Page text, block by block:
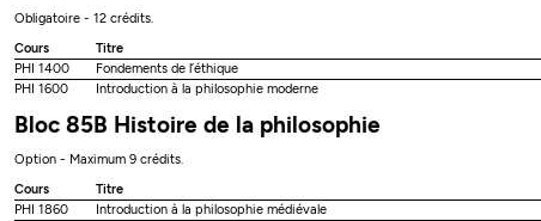
Obligatoire - 12 crédits.
Cours
Titre
PHI 1400
Fondements de l’éthique
PHI 1600
Introduction à la philosophie moderne
Bloc 85B Histoire de la philosophie
Option - Maximum 9 crédits.
Cours
Titre
PHI 1860
Introduction à la philosophie médiévale